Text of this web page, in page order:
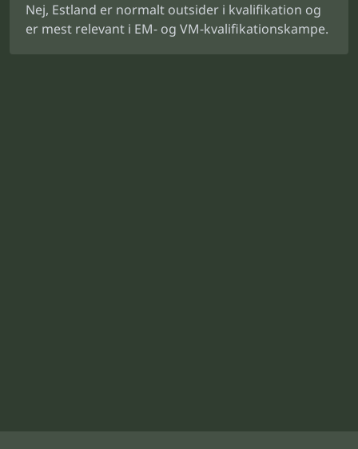
Nej, Estland er normalt outsider i kvalifikation og
er mest relevant i EM- og VM-kvalifikationskampe.